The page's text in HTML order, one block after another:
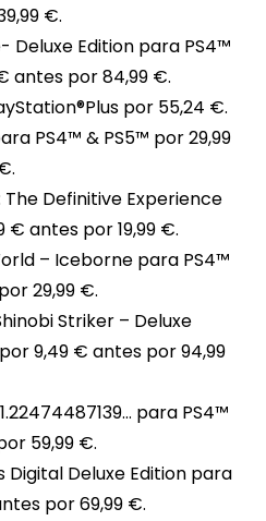
€.
Deluxe Edition para PS4™
antes por 84,99 €.
por 55,24 €.
PS4™ & PS5™ por 29,99
The Definitive Experience
€ antes por 19,99 €.
– Iceborne para PS4™
29,99 €.
Striker – Deluxe
9,49 € antes por 94,99
para PS4™
59,99 €.
Digital Deluxe Edition para
por 69,99 €.